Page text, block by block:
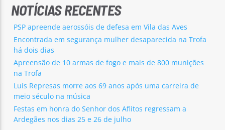
NOTÍCIAS RECENTES
PSP apreende aerossóis de defesa em Vila das Aves
Encontrada em segurança mulher desaparecida na Trofa
há dois dias
Apreensão de 10 armas de fogo e mais de 800 munições
na Trofa
Luís Represas morre aos 69 anos após uma carreira de
meio século na música
Festas em honra do Senhor dos Aflitos regressam a
Ardegães nos dias 25 e 26 de julho